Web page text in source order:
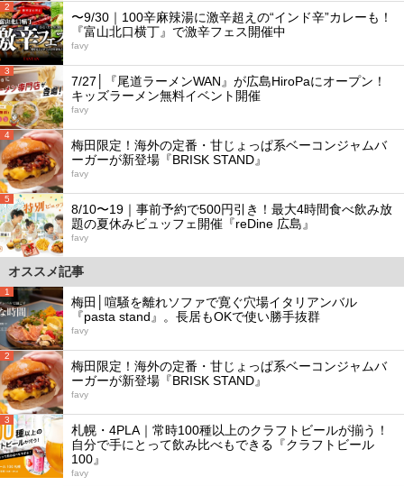
2
〜9/30｜100辛麻辣湯に激辛超えの“インド辛”カレーも！
『富山北口横丁』で激辛フェス開催中
favy
3
7/27│『尾道ラーメンWAN』が広島HiroPaにオープン！
キッズラーメン無料イベント開催
favy
4
梅田限定！海外の定番・甘じょっぱ系ベーコンジャムバ
ーガーが新登場『BRISK STAND』
favy
5
8/10〜19｜事前予約で500円引き！最大4時間食べ飲み放
題の夏休みビュッフェ開催『reDine 広島』
favy
オススメ記事
1
梅田│喧騒を離れソファで寛ぐ穴場イタリアンバル
『pasta stand』。長居もOKで使い勝手抜群
favy
2
梅田限定！海外の定番・甘じょっぱ系ベーコンジャムバ
ーガーが新登場『BRISK STAND』
favy
3
札幌・4PLA｜常時100種以上のクラフトビールが揃う！
自分で手にとって飲み比べもできる『クラフトビール
100』
favy